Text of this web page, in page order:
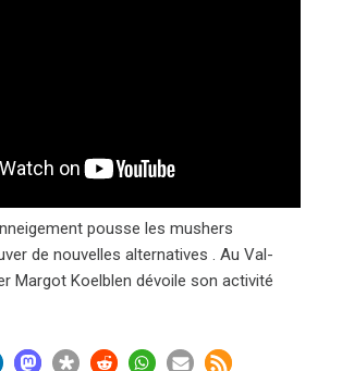
pousse les mushers
de nouvelles alternatives . Au Val-
Margot Koelblen dévoile son activité